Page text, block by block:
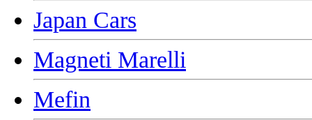
Japan Cars
Magneti Marelli
Mefin